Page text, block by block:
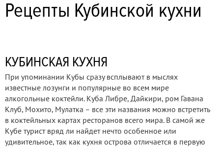
Рецепты Кубинской кухни
КУБИНСКАЯ КУХНЯ
При упоминании Кубы сразу всплывают в мыслях
известные лозунги и популярные во всем мире
алкогольные коктейли. Куба Либре, Дайкири, ром Гавана
Клуб, Мохито, Мулатка – все эти названия можно встретить
в коктейльных картах ресторанов всего мира. В самой же
Кубе турист вряд ли найдет нечто особенное или
удивительное, так как кухня острова отличается в первую